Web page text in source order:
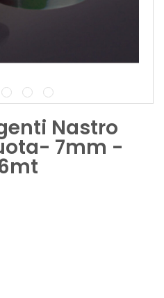
Nastro
7mm -